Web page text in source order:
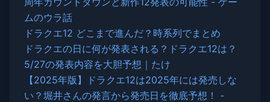
ムのウラ話
ドラクエ12 どこまで進んだ？時系列でまとめ
ドラクエの日に何が発表される？ドラクエ12は？
5/27の発表内容を大胆予想｜たけ
【2025年版】ドラクエ12は2025年には発売しな
い？堀井さんの発言から発売日を徹底予想！ -